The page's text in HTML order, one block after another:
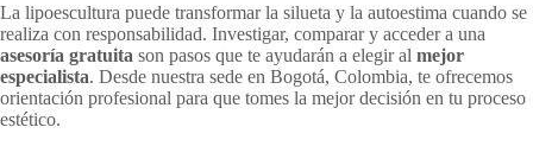
La lipoescultura puede transformar la silueta y la autoestima cuando se
realiza con responsabilidad. Investigar, comparar y acceder a una
asesoría gratuita son pasos que te ayudarán a elegir al mejor
especialista. Desde nuestra sede en Bogotá, Colombia, te ofrecemos
orientación profesional para que tomes la mejor decisión en tu proceso
estético.